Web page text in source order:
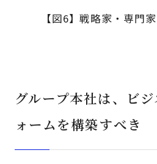
【図6】戦略家・専門
グループ本社は、ビ
ォームを構築すべき